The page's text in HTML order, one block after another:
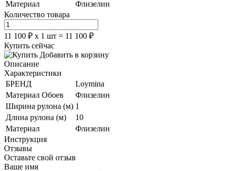
Материал
Флизелин
Количество товара
11 100 ₽ х 1 шт = 11 100 ₽
Купить сейчас
Добавить в корзину
Описание
Характеристики
БРЕНД
Loymina
Материал Обоев
Флизелин
Ширина рулона (м) 1
Длина рулона (м)
10
Материал
Флизелин
Инструкция
Отзывы
Оставьте свой отзыв
Ваше имя